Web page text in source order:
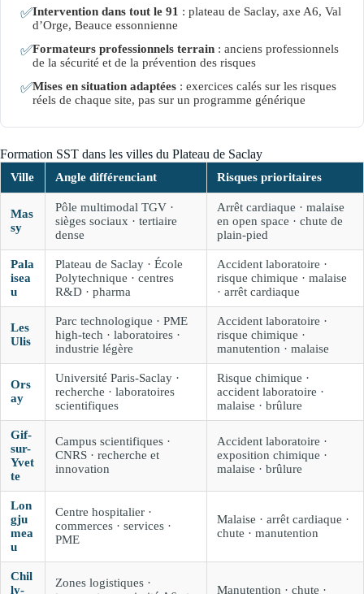
✅Intervention dans tout le 91 : plateau de Saclay, axe A6, Val
d’Orge, Beauce essonnienne
✅Formateurs professionnels terrain : anciens professionnels
de la sécurité et de la prévention des risques
✅Mises en situation adaptées : exercices calés sur les risques
réels de chaque site, pas sur un programme générique
Formation SST dans les villes du Plateau de Saclay
Ville Angle différenciant Risques prioritaires
Mas
sy
Pôle multimodal TGV ·
sièges sociaux · tertiaire
dense
Arrêt cardiaque · malaise
en open space · chute de
plain-pied
Pala
isea
u
Plateau de Saclay · École
Polytechnique · centres
R&D · pharma
Accident laboratoire ·
risque chimique · malaise
· arrêt cardiaque
Les
Ulis
Parc technologique · PME
high-tech · laboratoires ·
industrie légère
Accident laboratoire ·
risque chimique ·
manutention · malaise
Ors
ay
Université Paris-Saclay ·
recherche · laboratoires
scientifiques
Risque chimique ·
accident laboratoire ·
malaise · brûlure
Gif-
sur-
Yvet
te
Campus scientifiques ·
CNRS · recherche et
innovation
Accident laboratoire ·
exposition chimique ·
malaise · brûlure
Lon
gju
mea
u
Centre hospitalier ·
commerces · services ·
PME
Malaise · arrêt cardiaque ·
chute · manutention
Chil
ly-
Zones logistiques ·
Manutention · chute ·